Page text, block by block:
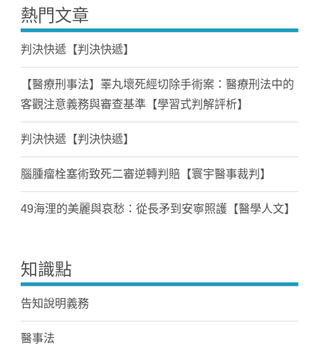
熱門文章
判決快遞【判決快遞】
【醫療刑事法】睪丸壞死經切除手術案：醫療刑法中的
客觀注意義務與審查基準【學習式判解評析】
判決快遞【判決快遞】
腦腫瘤栓塞術致死二審逆轉判賠【寰宇醫事裁判】
49海浬的美麗與哀愁：從長矛到安寧照護【醫學人文】
知識點
告知說明義務
醫事法